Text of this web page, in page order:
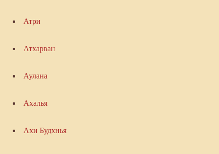
Атри
Атхарван
Аулана
Ахалья
Ахи Будхнья